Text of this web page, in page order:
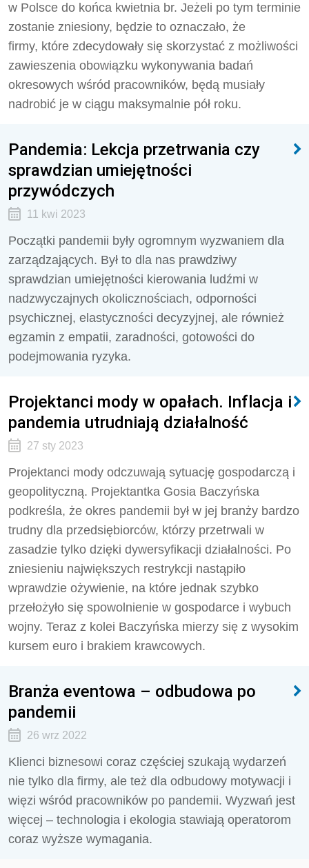
w Polsce do końca kwietnia br. Jeżeli po tym terminie
zostanie zniesiony, będzie to oznaczało, że
firmy, które zdecydowały się skorzystać z możliwości
zawieszenia obowiązku wykonywania badań
okresowych wśród pracowników, będą musiały
nadrobić je w ciągu maksymalnie pół roku.
Pandemia: Lekcja przetrwania czy
sprawdzian umiejętności
przywódczych
11 kwi 2023
Początki pandemii były ogromnym wyzwaniem dla
zarządzających. Był to dla nas prawdziwy
sprawdzian umiejętności kierowania ludźmi w
nadzwyczajnych okolicznościach, odporności
psychicznej, elastyczności decyzyjnej, ale również
egzamin z empatii, zaradności, gotowości do
podejmowania ryzyka.
Projektanci mody w opałach. Inflacja i
pandemia utrudniają działalność
27 sty 2023
Projektanci mody odczuwają sytuację gospodarczą i
geopolityczną. Projektantka Gosia Baczyńska
podkreśla, że okres pandemii był w jej branży bardzo
trudny dla przedsiębiorców, którzy przetrwali w
zasadzie tylko dzięki dywersyfikacji działalności. Po
zniesieniu największych restrykcji nastąpiło
wprawdzie ożywienie, na które jednak szybko
przełożyło się spowolnienie w gospodarce i wybuch
wojny. Teraz z kolei Baczyńska mierzy się z wysokim
kursem euro i brakiem krawcowych.
Branża eventowa – odbudowa po
pandemii
26 wrz 2022
Klienci biznesowi coraz częściej szukają wydarzeń
nie tylko dla firmy, ale też dla odbudowy motywacji i
więzi wśród pracowników po pandemii. Wyzwań jest
więcej – technologia i ekologia stawiają operatorom
coraz wyższe wymagania.